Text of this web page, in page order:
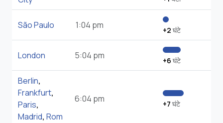
São Paulo 1:04 pm +2 घंटे
London 5:04 pm +6 घंटे
Berlin,
Frankfurt,
Paris,
Madrid, Rom
6:04 pm +7 घंटे